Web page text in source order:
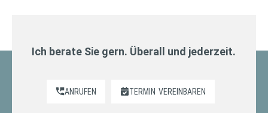
Ich berate Sie gern. Überall und jederzeit.
ANRUFEN TERMIN VEREINBAREN